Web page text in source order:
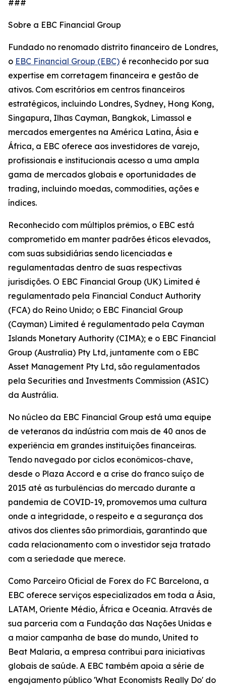
###
Sobre a EBC Financial Group
Fundado no renomado distrito financeiro de Londres,
o EBC Financial Group (EBC) é reconhecido por sua
expertise em corretagem financeira e gestão de
ativos. Com escritórios em centros financeiros
estratégicos, incluindo Londres, Sydney, Hong Kong,
Singapura, Ilhas Cayman, Bangkok, Limassol e
mercados emergentes na América Latina, Ásia e
África, a EBC oferece aos investidores de varejo,
profissionais e institucionais acesso a uma ampla
gama de mercados globais e oportunidades de
trading, incluindo moedas, commodities, ações e
índices.
Reconhecido com múltiplos prêmios, o EBC está
comprometido em manter padrões éticos elevados,
com suas subsidiárias sendo licenciadas e
regulamentadas dentro de suas respectivas
jurisdições. O EBC Financial Group (UK) Limited é
regulamentado pela Financial Conduct Authority
(FCA) do Reino Unido; o EBC Financial Group
(Cayman) Limited é regulamentado pela Cayman
Islands Monetary Authority (CIMA); e o EBC Financial
Group (Australia) Pty Ltd, juntamente com o EBC
Asset Management Pty Ltd, são regulamentados
pela Securities and Investments Commission (ASIC)
da Austrália.
No núcleo da EBC Financial Group está uma equipe
de veteranos da indústria com mais de 40 anos de
experiência em grandes instituições financeiras.
Tendo navegado por ciclos econômicos-chave,
desde o Plaza Accord e a crise do franco suíço de
2015 até as turbulências do mercado durante a
pandemia de COVID-19, promovemos uma cultura
onde a integridade, o respeito e a segurança dos
ativos dos clientes são primordiais, garantindo que
cada relacionamento com o investidor seja tratado
com a seriedade que merece.
Como Parceiro Oficial de Forex do FC Barcelona, a
EBC oferece serviços especializados em toda a Ásia,
LATAM, Oriente Médio, África e Oceania. Através de
sua parceria com a Fundação das Nações Unidas e
a maior campanha de base do mundo, United to
Beat Malaria, a empresa contribui para iniciativas
globais de saúde. A EBC também apoia a série de
engajamento público 'What Economists Really Do' do